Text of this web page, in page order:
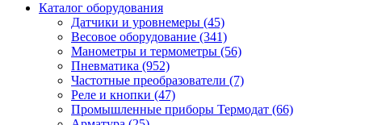
Каталог оборудования
Датчики и уровнемеры (45)
Весовое оборудование (341)
Манометры и термометры (56)
Пневматика (952)
Частотные преобразователи (7)
Реле и кнопки (47)
Промышленные приборы Термодат (66)